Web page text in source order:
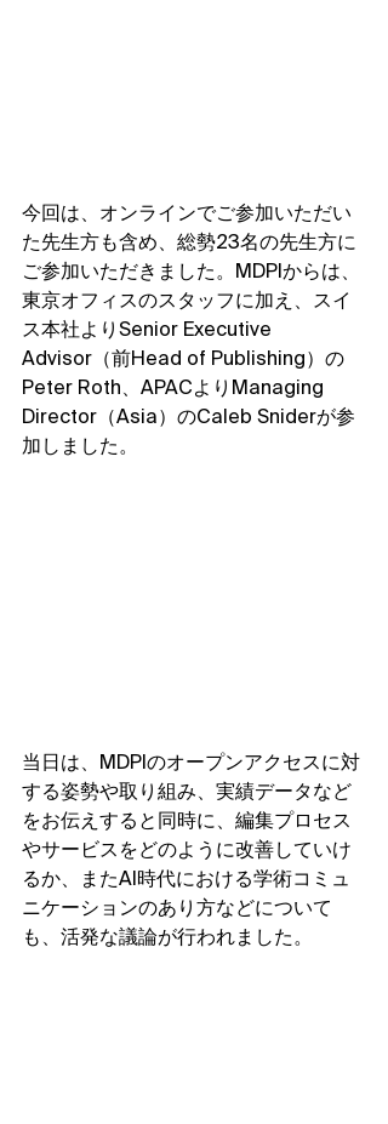
今回は、オンラインでご参加いただい
た先生方も含め、総勢23名の先生方に
ご参加いただきました。MDPIからは、
東京オフィスのスタッフに加え、スイ
ス本社よりSenior Executive
Advisor（前Head of Publishing）の
Peter Roth、APACよりManaging
Director（Asia）のCaleb Sniderが参
加しました。
当日は、MDPIのオープンアクセスに対
する姿勢や取り組み、実績データなど
をお伝えすると同時に、編集プロセス
やサービスをどのように改善していけ
るか、またAI時代における学術コミュ
ニケーションのあり方などについて
も、活発な議論が行われました。